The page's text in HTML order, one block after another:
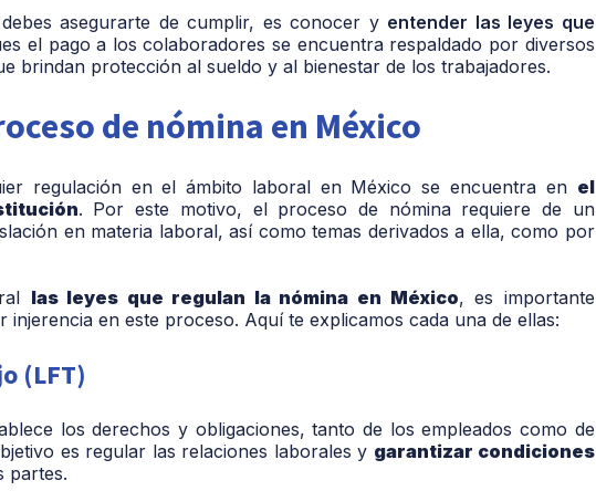
asegurarte de cumplir, es conocer y entender las leyes que
el pago a los colaboradores se encuentra respaldado por diversos
brindan protección al sueldo y al bienestar de los trabajadores.
de nómina en México
regulación en el ámbito laboral en México se encuentra en el
. Por este motivo, el proceso de nómina requiere de un
en materia laboral, así como temas derivados a ella, como por
las leyes que regulan la nómina en México, es importante
injerencia en este proceso. Aquí te explicamos cada una de ellas:
(LFT)
los derechos y obligaciones, tanto de los empleados como de
es regular las relaciones laborales y garantizar condiciones
partes.